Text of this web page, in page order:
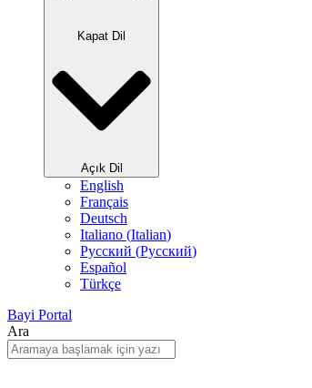
Kapat Dil
Açık Dil
English
Français
Deutsch
Italiano (Italian)
Русский (Pусский)
Español
Türkçe
Bayi Portal
Ara